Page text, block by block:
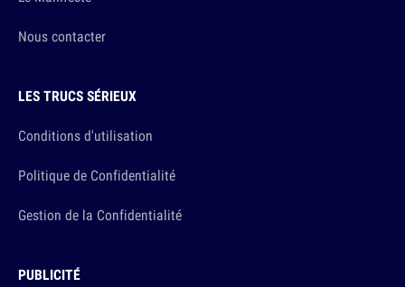
Nous contacter
LES TRUCS SÉRIEUX
Conditions d'utilisation
Politique de Confidentialité
Gestion de la Confidentialité
PUBLICITÉ